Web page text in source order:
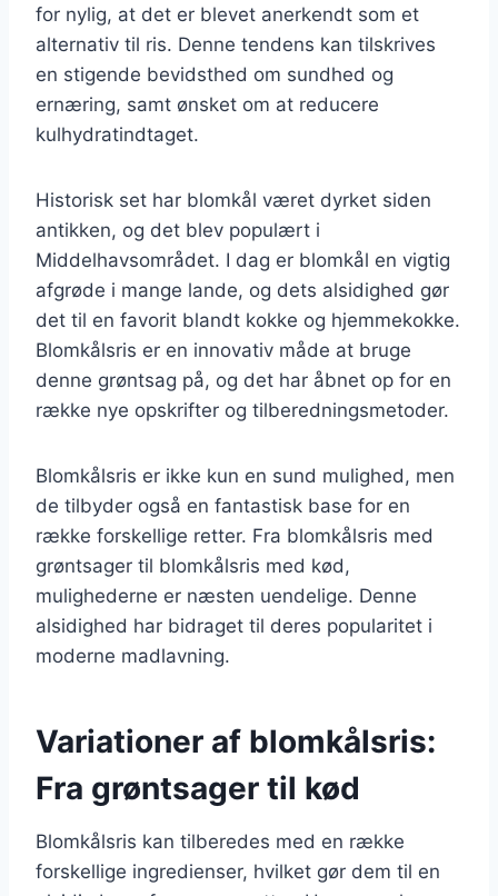
for nylig, at det er blevet anerkendt som et
alternativ til ris. Denne tendens kan tilskrives
en stigende bevidsthed om sundhed og
ernæring, samt ønsket om at reducere
kulhydratindtaget.
Historisk set har blomkål været dyrket siden
antikken, og det blev populært i
Middelhavsområdet. I dag er blomkål en vigtig
afgrøde i mange lande, og dets alsidighed gør
det til en favorit blandt kokke og hjemmekokke.
Blomkålsris er en innovativ måde at bruge
denne grøntsag på, og det har åbnet op for en
række nye opskrifter og tilberedningsmetoder.
Blomkålsris er ikke kun en sund mulighed, men
de tilbyder også en fantastisk base for en
række forskellige retter. Fra blomkålsris med
grøntsager til blomkålsris med kød,
mulighederne er næsten uendelige. Denne
alsidighed har bidraget til deres popularitet i
moderne madlavning.
Variationer af blomkålsris:
Fra grøntsager til kød
Blomkålsris kan tilberedes med en række
forskellige ingredienser, hvilket gør dem til en